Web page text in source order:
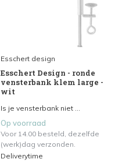
Esschert design
Esschert Design - ronde
vensterbank klem large -
wit
Is je vensterbank niet ...
Op voorraad
Voor 14.00 besteld, dezelfde
(werk)dag verzonden.
Deliverytime